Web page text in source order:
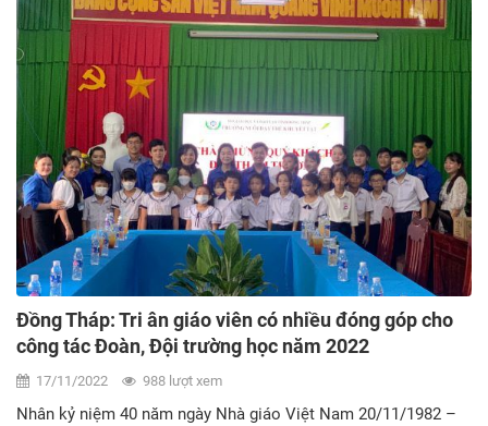
Đồng Tháp: Tri ân giáo viên có nhiều đóng góp cho
công tác Đoàn, Đội trường học năm 2022
17/11/2022 988 lượt xem
Nhân kỷ niệm 40 năm ngày Nhà giáo Việt Nam 20/11/1982 –